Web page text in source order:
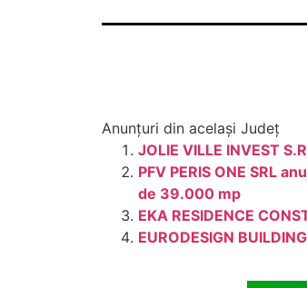
Anunțuri din același Județ
JOLIE VILLE INVEST
PFV PERIS ONE SRL
de 39.000 mp
EKA RESIDENCE
EURODESIGN